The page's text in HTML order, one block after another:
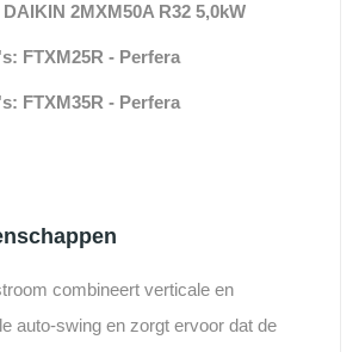
2MXM50A R32 5,0kW
FTXM25R - Perfera
FTXM35R - Perfera
combineert verticale en
auto-swing en zorgt ervoor dat de